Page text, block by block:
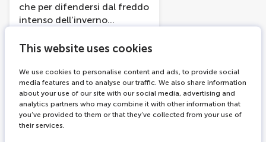
This website uses cookies
We use cookies to personalise content and ads, to provide social
media features and to analyse our traffic. We also share information
about your use of our site with our social media, advertising and
analytics partners who may combine it with other information that
you’ve provided to them or that they’ve collected from your use of
their services.
che per difendersi dal freddo
intenso dell’inverno
N3534MMfedericar
Bellissimo museo consigliatissimo
Il museo è veramente bello ,
ha un sacco di parti